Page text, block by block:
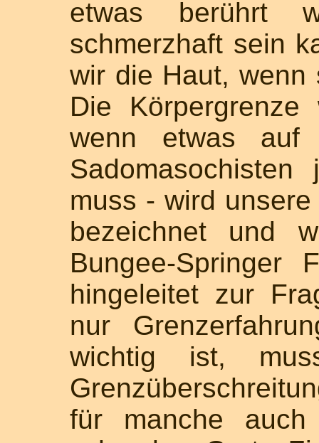
etwas berührt
schmerzhaft sein
wir die Haut,
Die Körpergrenze
wenn etwas
muss - wird
bezeichnet und
Bungee-Springer
hingeleitet zur
nur
wichtig ist,
für manche